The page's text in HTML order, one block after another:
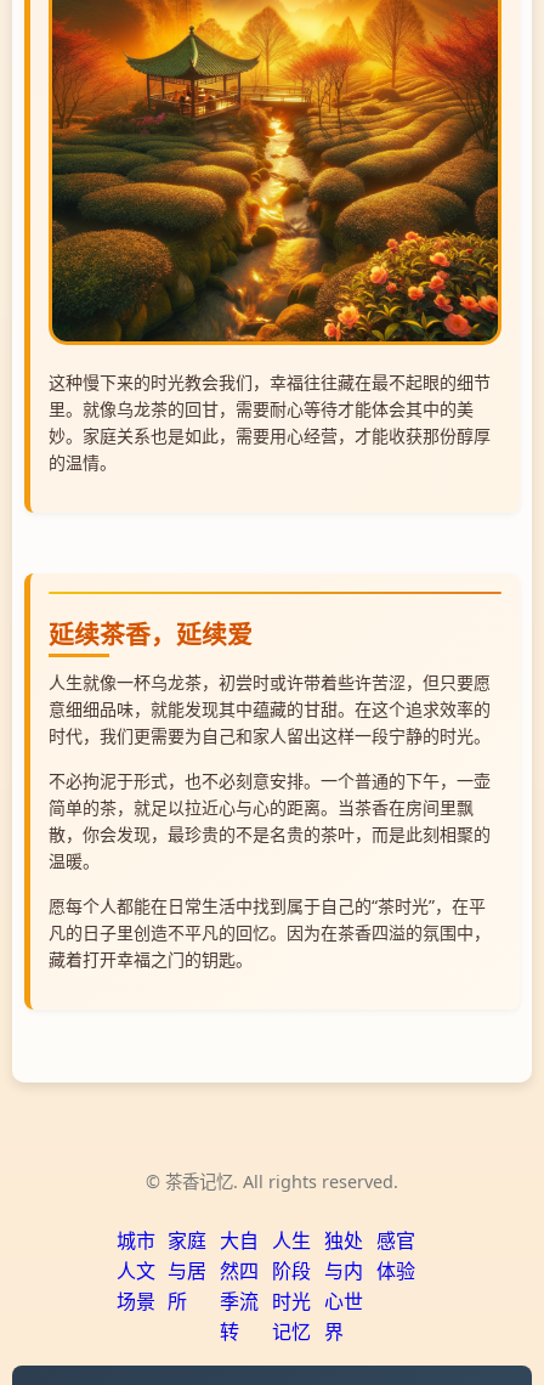
城市
人文
场景
家庭
与居
所
大自
然四
季流
转
人生
阶段
时光
记忆
独处
与内
心世
界
感官
体验
这种慢下来的时光教会我们，幸福往往藏在最不起眼的细节
里。就像乌龙茶的回甘，需要耐心等待才能体会其中的美
妙。家庭关系也是如此，需要用心经营，才能收获那份醇厚
的温情。
延续茶香，延续爱
人生就像一杯乌龙茶，初尝时或许带着些许苦涩，但只要愿
意细细品味，就能发现其中蕴藏的甘甜。在这个追求效率的
时代，我们更需要为自己和家人留出这样一段宁静的时光。
不必拘泥于形式，也不必刻意安排。一个普通的下午，一壶
简单的茶，就足以拉近心与心的距离。当茶香在房间里飘
散，你会发现，最珍贵的不是名贵的茶叶，而是此刻相聚的
温暖。
愿每个人都能在日常生活中找到属于自己的“茶时光”，在平
凡的日子里创造不平凡的回忆。因为在茶香四溢的氛围中，
藏着打开幸福之门的钥匙。
© 茶香记忆. All rights reserved.